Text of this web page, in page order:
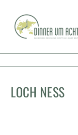
LOCH NESS